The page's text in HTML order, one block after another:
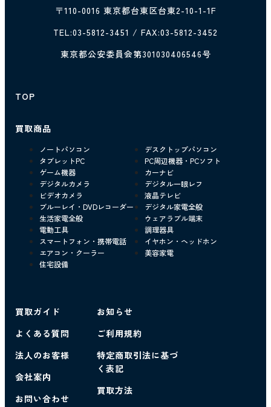
〒110-0016 東京都台東区台東2-10-1-1F
TEL:03-5812-3451 / FAX:03-5812-3452
東京都公安委員会第301030406546号
TOP
買取商品
ノートパソコン
デスクトップパソコン
タブレットPC
PC周辺機器・PCソフト
ゲーム機器
カーナビ
デジタルカメラ
デジタル一眼レフ
ビデオカメラ
液晶テレビ
ブルーレイ・DVDレコーダー
デジタル家電全般
生活家電全般
ウェアラブル端末
電動工具
調理器具
スマートフォン・携帯電話
イヤホン・ヘッドホン
エアコン・クーラー
美容家電
住宅設備
買取ガイド
よくある質問
法人のお客様
会社案内
お問い合わせ
お知らせ
ご利用規約
特定商取引法に基づ
く表記
買取方法